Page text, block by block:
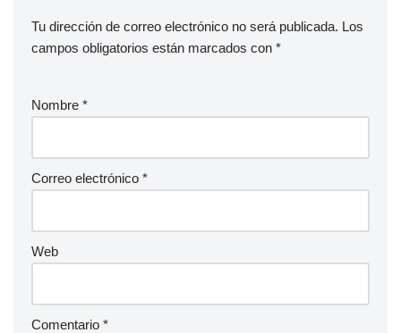
Tu dirección de correo electrónico no será publicada. Los
campos obligatorios están marcados con *
Nombre *
Correo electrónico *
Web
Comentario *